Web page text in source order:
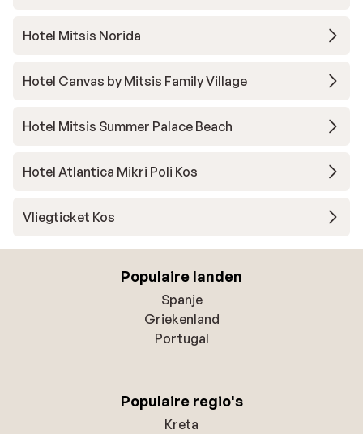
Hotel Mitsis Norida
Hotel Canvas by Mitsis Family Village
Hotel Mitsis Summer Palace Beach
Hotel Atlantica Mikri Poli Kos
Vliegticket Kos
Populaire landen
Spanje
Griekenland
Portugal
Populaire regio's
Kreta